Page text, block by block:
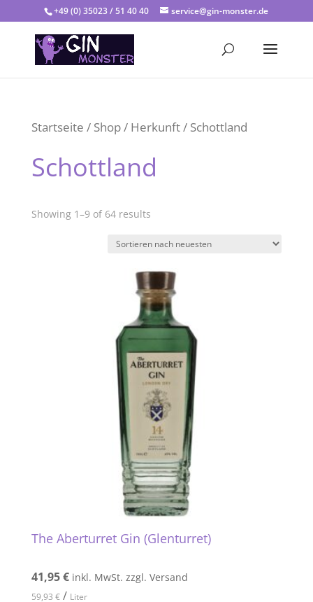
+49 (0) 35023 / 51 40 40 service@gin-monster.de
Startseite / Shop/ Herkunft/ Schottland
Schottland
Showing 1–9 of 64 results
The Aberturret Gin (Glenturret)
41,95€ inkl. MwSt. zzgl. Versand
59,93 €/ Liter